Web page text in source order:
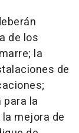
de los
la
de
la
mejora de